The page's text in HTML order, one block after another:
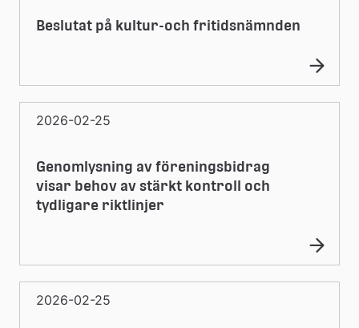
Beslutat på kultur-och fritidsnämnden
2026-02-25
Genomlysning av föreningsbidrag
visar behov av stärkt kontroll och
tydligare riktlinjer
2026-02-25